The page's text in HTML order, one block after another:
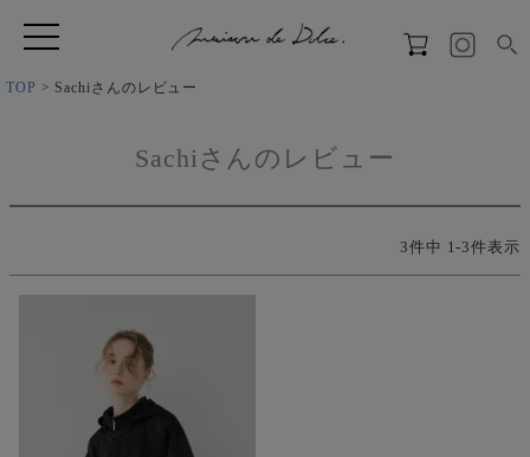
TOP Sachiさんのレビュー
Sachiさんのレビュー
3件中 1-3件表示